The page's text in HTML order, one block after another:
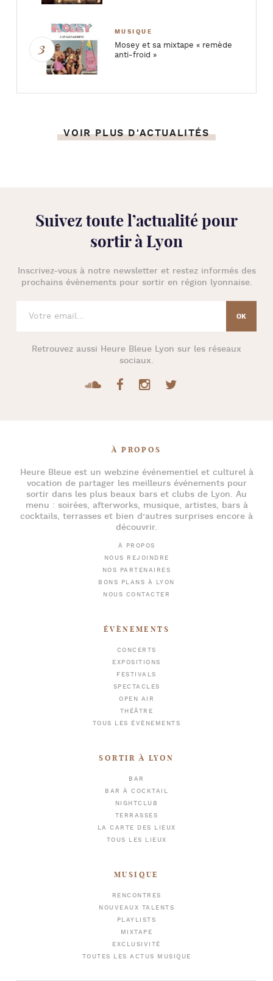
MUSIQUE
Mosey et sa mixtape « remède
anti-froid »
VOIR PLUS D'ACTUALITÉS
Suivez toute l’actualité pour
sortir à Lyon
Inscrivez-vous à notre newsletter et restez informés des
prochains évènements pour sortir en région lyonnaise.
Retrouvez aussi Heure Bleue Lyon sur les réseaux
sociaux.
À PROPOS
Heure Bleueest un webzine événementiel et culturel à
vocation de partager les meilleurs événements pour
sortir dans les plus beaux bars et clubs de Lyon. Au
menu : soirées, afterworks, musique, artistes, bars à
cocktails, terrasses et bien d’autres surprises encore à
découvrir.
À PROPOS
NOUS REJOINDRE
NOS PARTENAIRES
BONS PLANS À LYON
NOUS CONTACTER
ÉVÈNEMENTS
CONCERTS
EXPOSITIONS
FESTIVALS
SPECTACLES
OPEN AIR
THÉÂTRE
TOUS LES ÉVÈNEMENTS
SORTIR À LYON
BAR
BAR À COCKTAIL
NIGHTCLUB
TERRASSES
LA CARTE DES LIEUX
TOUS LES LIEUX
MUSIQUE
RENCONTRES
NOUVEAUX TALENTS
PLAYLISTS
MIXTAPE
EXCLUSIVITÉ
TOUTES LES ACTUS MUSIQUE